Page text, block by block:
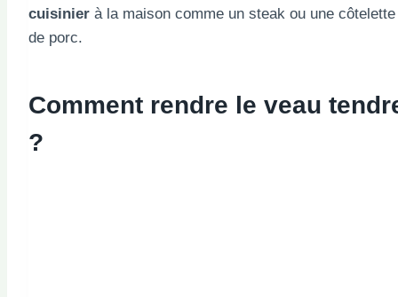
cuisinier à la maison comme un steak ou une côtelette
de porc.
Comment rendre le veau
?